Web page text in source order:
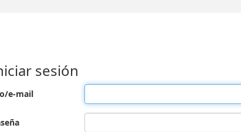
sesión
e-mail